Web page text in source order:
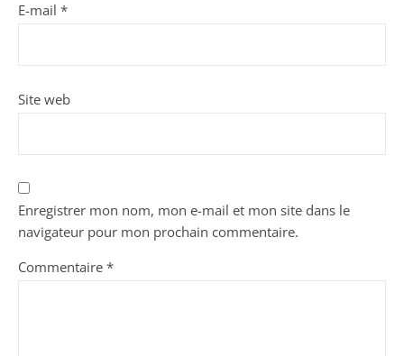
E-mail *
Site web
Enregistrer mon nom, mon e-mail et mon site dans le
navigateur pour mon prochain commentaire.
Commentaire *